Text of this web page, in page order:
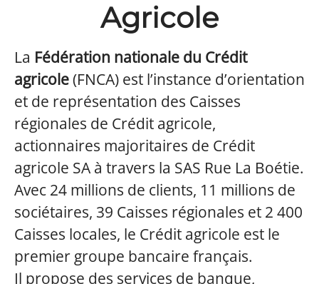
Agricole
La Fédération nationale du Crédit
agricole(FNCA) est l’instance d’orientation
et de représentation des Caisses
régionales de Crédit agricole,
actionnaires majoritaires de Crédit
agricole SA à travers la SAS Rue La Boétie.
Avec 24 millions de clients, 11 millions de
sociétaires, 39 Caisses régionales et 2 400
Caisses locales, le Crédit agricole est le
premier groupe bancaire français.
Il propose des services de banque,